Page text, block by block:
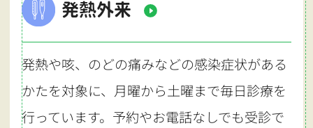
発熱外来
発熱や咳、のどの痛みなどの感染症状がある
かたを対象に、月曜から土曜まで毎日診療を
行っています。予約やお電話なしでも受診で